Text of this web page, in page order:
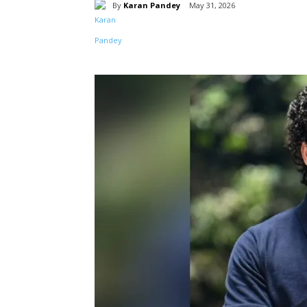
By Karan Pandey May 31, 2026